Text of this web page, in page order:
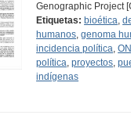
Genographic Project
Etiquetas: bioética,
humanos,genoma
incidencia política,
política,proyectos,
indígenas